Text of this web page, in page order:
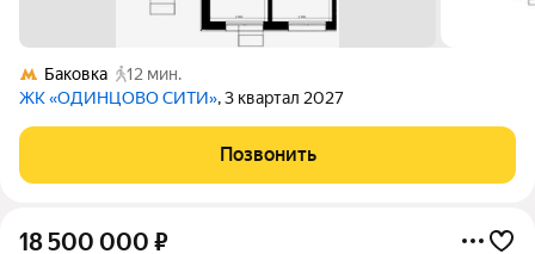
Баковка
12 мин.
ЖК «ОДИНЦОВО СИТИ», 3 квартал 2027
Позвонить
18 500 000 ₽